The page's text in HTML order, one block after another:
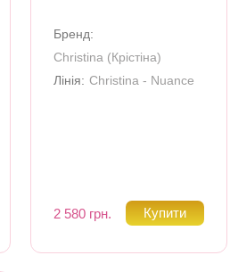
Бренд:
Christina (Крiстiна)
Лінія: Christina - Nuance
2 580 грн.